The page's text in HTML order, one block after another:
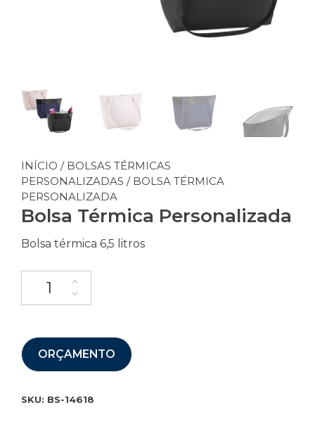
INÍCIO / BOLSAS TÉRMICAS
PERSONALIZADAS / BOLSA TÉRMICA
PERSONALIZADA
Bolsa Térmica Personalizada
Bolsa térmica 6,5 litros
ORÇAMENTO
SKU: BS-14618